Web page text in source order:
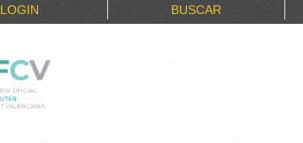
LOGIN BUSCAR